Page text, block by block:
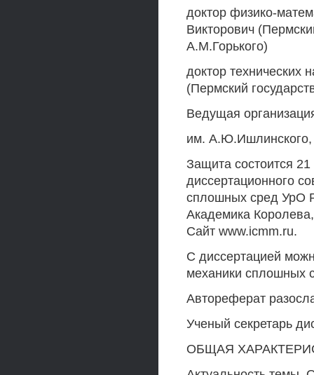
доктор физико-
Викторович
А.М.Горького)
доктор технических
(Пермский
Ведущая
им. А.Ю.Ишлинского,
Защита состоится
диссертационного
сплошных сред УрО
Академика
Сайт www.icmm.ru.
С диссертацией
механики сплошных
Автореферат
Ученый секретарь
ОБЩАЯ